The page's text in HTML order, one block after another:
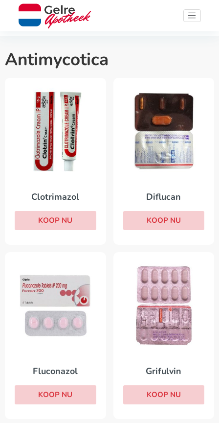
Antimycotica
Clotrimazol
KOOP NU
Diflucan
KOOP NU
Fluconazol
KOOP NU
Grifulvin
KOOP NU